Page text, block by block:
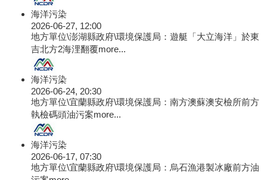
海洋污染
2026-06-27, 12:00
地方單位\澎湖縣政府\環境保護局：遊艇「大立海洋」於東
吉北方2海浬翻覆more...
海洋污染
2026-06-24, 20:30
地方單位\宜蘭縣政府\環境保護局：南方澳蘇澳安檢所前方
執檢碼頭油污案more...
海洋污染
2026-06-17, 07:30
地方單位\宜蘭縣政府\環境保護局：烏石漁港製冰廠前方油